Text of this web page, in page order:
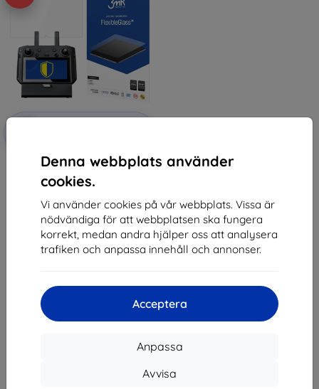
Denna webbplats använder
cookies.
Vi använder cookies på vår webbplats. Vissa är
nödvändiga för att webbplatsen ska fungera
korrekt, medan andra hjälper oss att analysera
trafiken och anpassa innehåll och annonser.
Acceptera
Anpassa
Avvisa
Rabatt
3mk FlexibleGlass Hybrid glass
for DJI Smart Controller
147 kr
132 kr
I lager > 5 st